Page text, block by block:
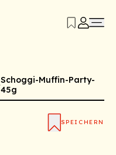
Schoggi-Muffin-Party-
45g
SPEICHERN